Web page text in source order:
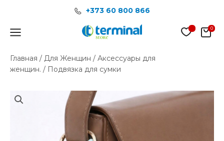
содержимому
+373 60 800 866
Main
Главная / Для Женщин / Аксессуары для
женщин. / Подвязка для сумки
Подвязка